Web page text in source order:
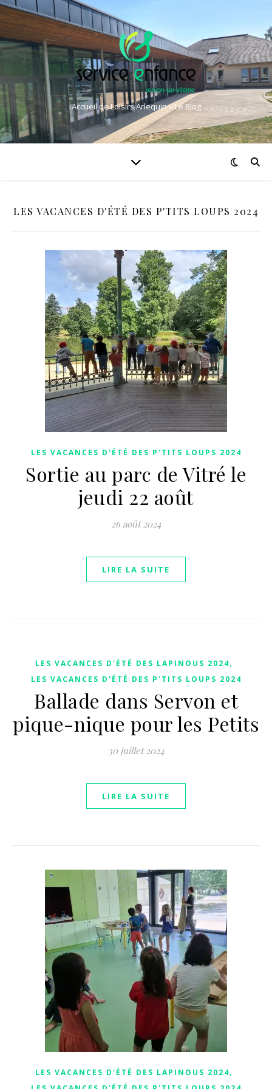
Accueil de Loisirs Arlequin – Le Blog
LES VACANCES D'ÉTÉ DES P'TITS LOUPS 2024
LES VACANCES D'ÉTÉ DES P'TITS LOUPS 2024
Sortie au parc de Vitré le
jeudi 22 août
26 août 2024
LIRE LA SUITE
LES VACANCES D'ÉTÉ DES LAPINOUS 2024,
LES VACANCES D'ÉTÉ DES P'TITS LOUPS 2024
Ballade dans Servon et
pique-nique pour les Petits
30 juillet 2024
LIRE LA SUITE
LES VACANCES D'ÉTÉ DES LAPINOUS 2024,